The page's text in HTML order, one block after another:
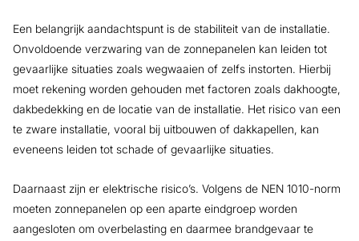
Een belangrijk aandachtspunt is de stabiliteit van de installatie.
Onvoldoende verzwaring van de zonnepanelen kan leiden tot
gevaarlijke situaties zoals wegwaaien of zelfs instorten. Hierbij
moet rekening worden gehouden met factoren zoals dakhoogte,
dakbedekking en de locatie van de installatie. Het risico van een
te zware installatie, vooral bij uitbouwen of dakkapellen, kan
eveneens leiden tot schade of gevaarlijke situaties.
Daarnaast zijn er elektrische risico’s. Volgens de NEN 1010-norm
moeten zonnepanelen op een aparte eindgroep worden
aangesloten om overbelasting en daarmee brandgevaar te